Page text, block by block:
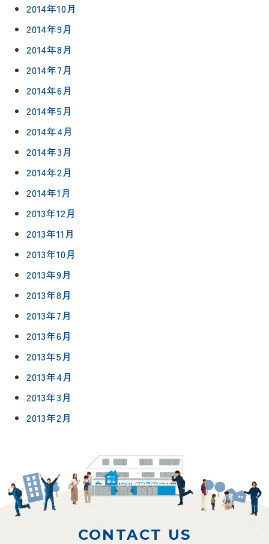
2014年10月
2014年9月
2014年8月
2014年7月
2014年6月
2014年5月
2014年4月
2014年3月
2014年2月
2014年1月
2013年12月
2013年11月
2013年10月
2013年9月
2013年8月
2013年7月
2013年6月
2013年5月
2013年4月
2013年3月
2013年2月
CONTACT US